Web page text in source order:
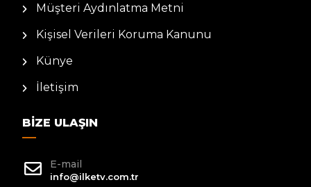
Müşteri Aydınlatma Metni
Kişisel Verileri Koruma Kanunu
Künye
İletişim
BIZE ULAŞIN
E-mail
info@ilketv.com.tr